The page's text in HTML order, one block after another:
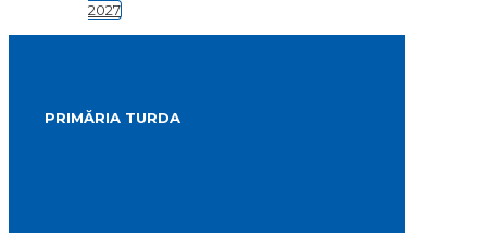
2027
PRIMĂRIA TURDA